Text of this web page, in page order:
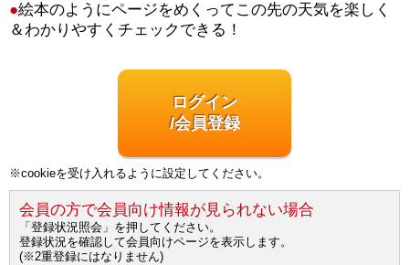
●絵本のようにページをめくってこの先の天気を楽しく
＆わかりやすくチェックできる！
ログイン
/会員登録
※cookieを受け入れるように設定してください。
会員の方で会員向け情報が見られない場合
「登録状況照会」を押してください。
登録状況を確認して会員向けページを表示します。
(※2重登録にはなりません)